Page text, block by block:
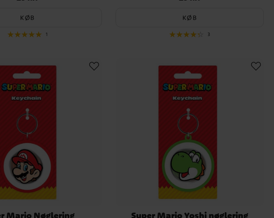
KØB
1
KØB
3
Mario Nøglering Super Mario Yoshi nøglering